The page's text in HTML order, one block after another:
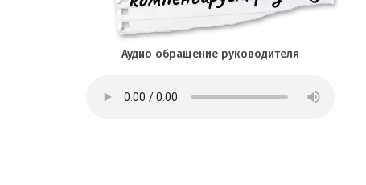
Аудио обращение руководителя